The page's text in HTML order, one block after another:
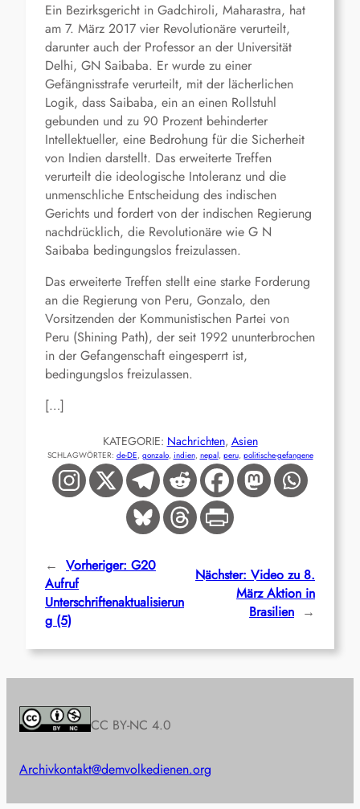
Ein Bezirksgericht in Gadchiroli, Maharastra, hat
am 7. März 2017 vier Revolutionäre verurteilt,
darunter auch der Professor an der Universität
Delhi, GN Saibaba. Er wurde zu einer
Gefängnisstrafe verurteilt, mit der lächerlichen
Logik, dass Saibaba, ein an einen Rollstuhl
gebunden und zu 90 Prozent behinderter
Intellektueller, eine Bedrohung für die Sicherheit
von Indien darstellt. Das erweiterte Treffen
verurteilt die ideologische Intoleranz und die
unmenschliche Entscheidung des indischen
Gerichts und fordert von der indischen Regierung
nachdrücklich, die Revolutionäre wie G N
Saibaba bedingungslos freizulassen.
Das erweiterte Treffen stellt eine starke Forderung
an die Regierung von Peru, Gonzalo, den
Vorsitzenden der Kommunistischen Partei von
Peru (Shining Path), der seit 1992 ununterbrochen
in der Gefangenschaft eingesperrt ist,
bedingungslos freizulassen.
[…]
KATEGORIE: Nachrichten, Asien
SCHLAGWÖRTER: de-DE, gonzalo, indien, nepal, peru, politische-gefangene
← Vorheriger: G20
Aufruf
Unterschriftenaktualisierun
g (5)
Nächster: Video zu 8.
März Aktion in
Brasilien →
CC BY-NC 4.0
Archivkontakt@demvolkedienen.org